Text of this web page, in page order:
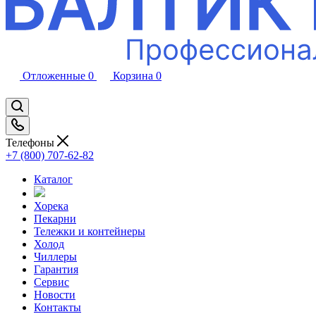
Отложенные 0 Корзина 0
Телефоны
+7 (800) 707-62-82
Каталог
Хорека
Пекарни
Тележки и контейнеры
Холод
Чиллеры
Гарантия
Сервис
Новости
Контакты